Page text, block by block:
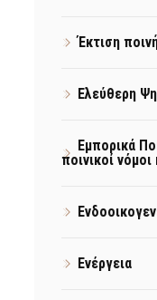
Έκτιση
Ελεύθερη
Εμπορικά
ποινικοί
Ενέργεια